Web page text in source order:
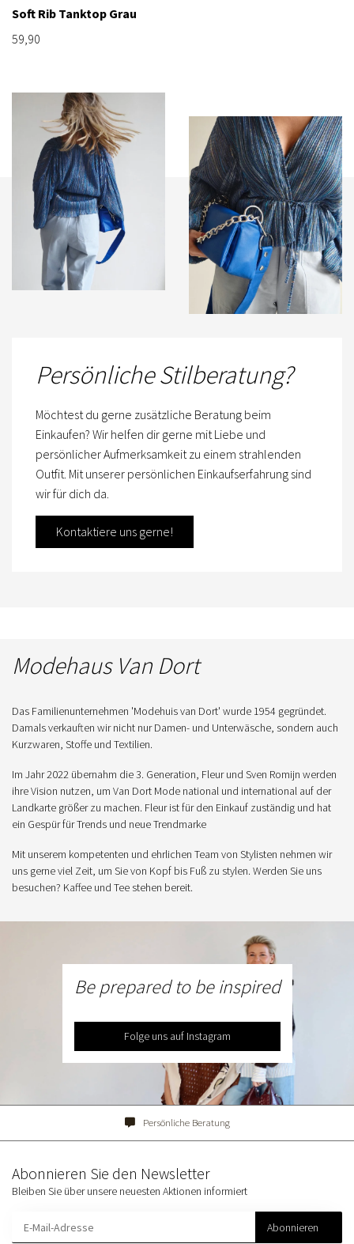
Soft Rib Tanktop Grau
59,90
Persönliche Stilberatung?
Möchtest du gerne zusätzliche Beratung beim
Einkaufen? Wir helfen dir gerne mit Liebe und
persönlicher Aufmerksamkeit zu einem strahlenden
Outfit. Mit unserer persönlichen Einkaufserfahrung sind
wir für dich da.
Kontaktiere uns gerne!
Modehaus Van Dort
Das Familienunternehmen 'Modehuis van Dort' wurde 1954 gegründet.
Damals verkauften wir nicht nur Damen- und Unterwäsche, sondern auch
Kurzwaren, Stoffe und Textilien.
Im Jahr 2022 übernahm die 3. Generation, Fleur und Sven Romijn werden
ihre Vision nutzen, um Van Dort Mode national und international auf der
Landkarte größer zu machen. Fleur ist für den Einkauf zuständig und hat
ein Gespür für Trends und neue Trendmarke
Mit unserem kompetenten und ehrlichen Team von Stylisten nehmen wir
uns gerne viel Zeit, um Sie von Kopf bis Fuß zu stylen. Werden Sie uns
besuchen? Kaffee und Tee stehen bereit.
Be prepared to be inspired
Folge uns auf Instagram
Persönliche Beratung
Abonnieren Sie den Newsletter
Bleiben Sie über unsere neuesten Aktionen informiert
Abonnieren